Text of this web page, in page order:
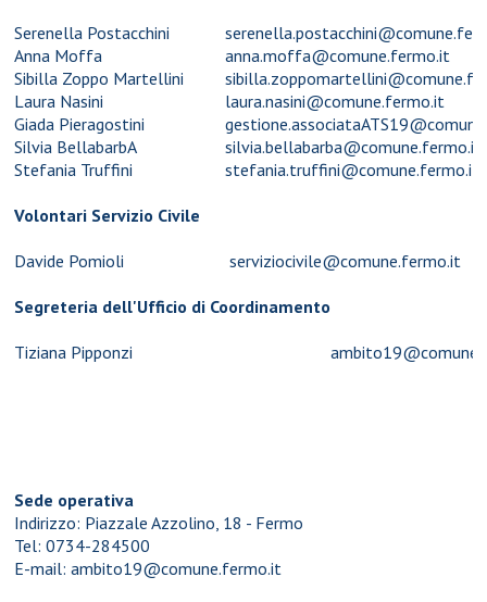
Serenella Postacchini serenella.postacchini
Anna Moffa
anna.moffa@comune.fermo.it
Sibilla Zoppo Martellini
Laura Nasini
laura.nasini@comune.fermo.it
Giada Pieragostini
Silvia BellabarbA
Stefania Truffini
silvia.bellabarba@comune.fermo.it
stefania.truffini@comune.fermo.it
Volontari Servizio Civile
Davide Pomioli serviziocivile@comune.fermo.it
Segreteria dell'Ufficio di Coordinamento
Tiziana Pipponzi
Sede operativa
Indirizzo: Piazzale Azzolino, 18 - Fermo
Tel: 0734-284500
E-mail:ambito19@comune.fermo.it